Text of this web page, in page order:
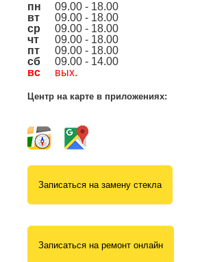
пн
09.00 - 18.00
вт
09.00 - 18.00
ср
09.00 - 18.00
чт
09.00 - 18.00
пт
09.00 - 18.00
сб
09.00 - 14.00
вс
вых.
Центр на карте в приложениях:
Записаться на замену стекла
Записаться на ремонт онлайн